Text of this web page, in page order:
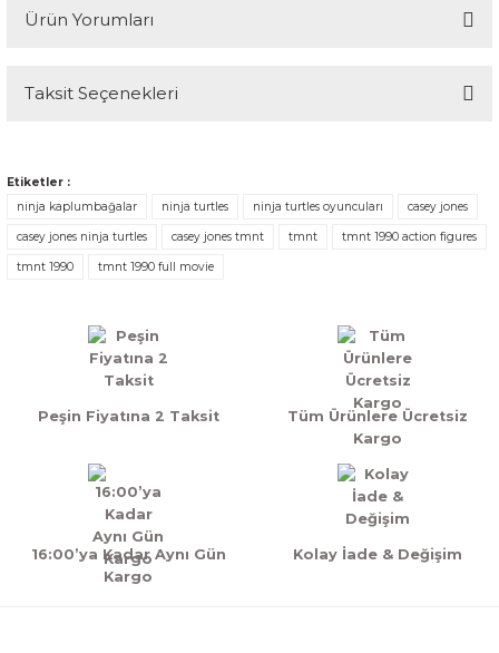
Ürün Yorumları
Bu ürüne ilk yorumu siz yapın!
Taksit Seçenekleri
Etiketler :
ninja kaplumbağalar
ninja turtles ninja turtles oyuncuları casey jones
casey jones ninja turtles casey jones tmnt tmnt tmnt 1990 action figures
tmnt 1990 tmnt 1990 full movie
Peşin Fiyatına 2 Taksit
Tüm Ürünlere Ücretsiz
Kargo
16:00’ya Kadar Aynı Gün
Kargo
Kolay İade & Değişim